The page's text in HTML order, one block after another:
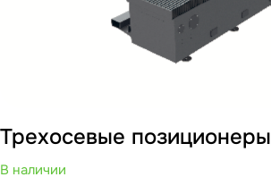
Трехосевые позиционеры
В наличии